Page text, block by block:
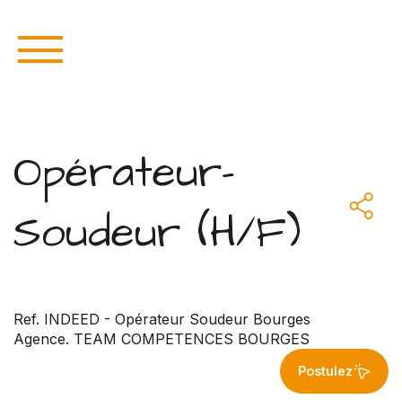
Opérateur-
Soudeur (H/F)
Ref. INDEED - Opérateur Soudeur Bourges
Agence. TEAM COMPETENCES BOURGES
Postulez